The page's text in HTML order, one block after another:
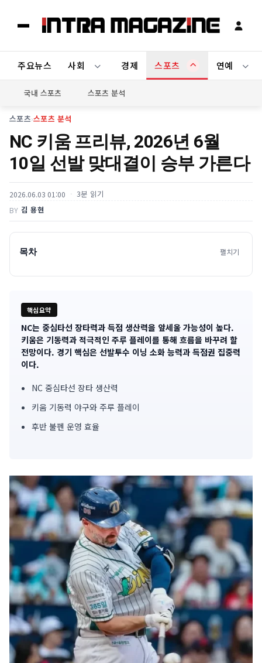
주요뉴스 사회 경제 스포츠 연예
국내 스포츠 스포츠 분석
스포츠›스포츠 분석
NC 키움 프리뷰, 2026년 6월
10일 선발 맞대결이 승부 가른다
2026.06.03 01:00 3분 읽기
BY 김 용현
목차 펼치기
핵심요약
기
사
NC는 중심타선 장타력과 득점 생산력을 앞세울 가능성이 높다.
키움은 기동력과 적극적인 주루 플레이를 통해 흐름을 바꾸려 할
전망이다. 경기 핵심은 선발투수 이닝 소화 능력과 득점권 집중력
이다.
NC 중심타선 장타 생산력
키움 기동력 야구와 주루 플레이
후반 불펜 운영 효율